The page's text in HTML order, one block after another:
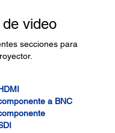
video
secciones para
a BNC